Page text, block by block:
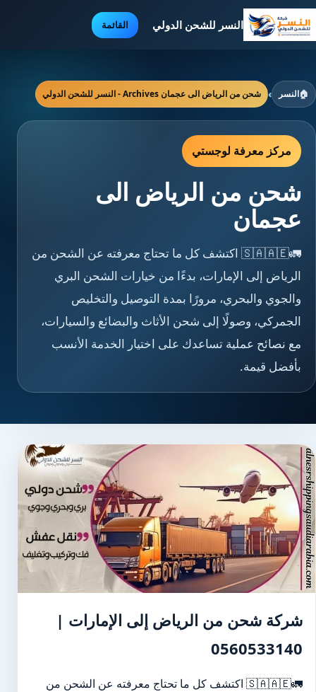
النسر للشحن الدولي القائمة
🏠النسر › شحن من الرياض الى عجمان Archives - النسر للشحن الدولي
مركز معرفة لوجستي
شحن من الرياض الى
عجمان
🚛🇸🇦🇦🇪 اكتشف كل ما تحتاج معرفته عن الشحن من
الرياض إلى الإمارات، بدءًا من خيارات الشحن البري
والجوي والبحري، مرورًا بمدة التوصيل والتخليص
الجمركي، وصولًا إلى شحن الأثاث والبضائع والسيارات،
مع نصائح عملية تساعدك على اختيار الخدمة الأنسب
بأفضل قيمة.
شركة شحن من الرياض إلى الإمارات |
0560533140
🚛🇸🇦🇦🇪 اكتشف كل ما تحتاج معرفته عن الشحن من